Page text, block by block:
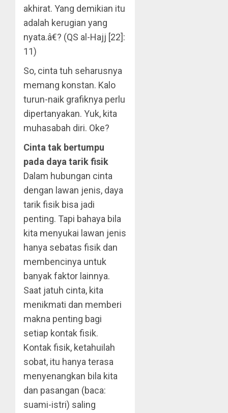
akhirat. Yang demikian itu
adalah kerugian yang
nyata.â€? (QS al-Hajj [22]:
11)
So, cinta tuh seharusnya
memang konstan. Kalo
turun-naik grafiknya perlu
dipertanyakan. Yuk, kita
muhasabah diri. Oke?
Cinta tak bertumpu
pada daya tarik fisik
Dalam hubungan cinta
dengan lawan jenis, daya
tarik fisik bisa jadi
penting. Tapi bahaya bila
kita menyukai lawan jenis
hanya sebatas fisik dan
membencinya untuk
banyak faktor lainnya.
Saat jatuh cinta, kita
menikmati dan memberi
makna penting bagi
setiap kontak fisik.
Kontak fisik, ketahuilah
sobat, itu hanya terasa
menyenangkan bila kita
dan pasangan (baca:
suami-istri) saling